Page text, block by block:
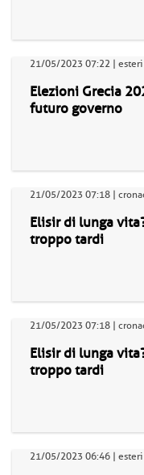
21/05/2023 07:22 | esteri
Elezioni Grecia
futuro governo
21/05/2023 07:18 |
Elisir di lunga
troppo tardi
21/05/2023 07:18 |
Elisir di lunga
troppo tardi
21/05/2023 06:46 | esteri